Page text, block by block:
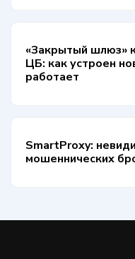
«Закрытый шлюз»
ЦБ: как устроен
работает
SmartProxy:
мошеннических